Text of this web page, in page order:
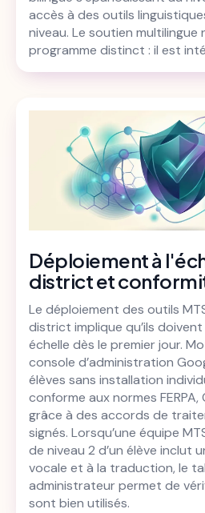
accès à des outils
niveau. Le soutien multilingue
programme distinct : il est
Déploiement à
district et
Le déploiement des outils
district implique qu’ils
échelle dès le premier jour.
console d’administration
élèves sans installation
conforme aux normes FERPA,
grâce à des accords de
signés. Lorsqu’une équipe
de niveau 2 d’un élève inclut
vocale et à la traduction, le
administrateur permet de
sont bien utilisés.